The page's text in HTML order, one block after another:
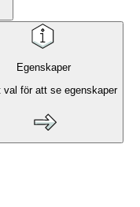
Egenskaper
val för att se egenskaper